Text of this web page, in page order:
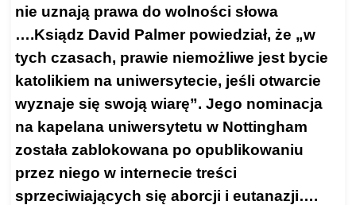
nie uznają prawa do wolności słowa
….Ksiądz David Palmer powiedział, że „w
tych czasach, prawie niemożliwe jest bycie
katolikiem na uniwersytecie, jeśli otwarcie
wyznaje się swoją wiarę”. Jego nominacja
na kapelana uniwersytetu w Nottingham
została zablokowana po opublikowaniu
przez niego w internecie treści
sprzeciwiających się aborcji i eutanazji….